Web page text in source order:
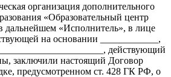
организация дополнительного
«Образовательный центр
«Исполнитель», в лице
на основании ____________,
действующий
заключили настоящий Договор
предусмотренном ст. 428 ГК РФ, о